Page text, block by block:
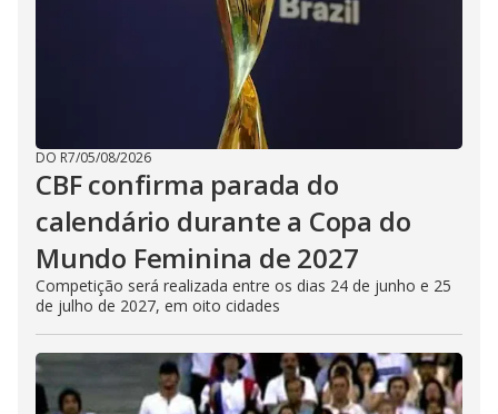
DO R7/05/08/2026
CBF confirma parada do
calendário durante a Copa do
Mundo Feminina de 2027
Competição será realizada entre os dias 24 de junho e 25
de julho de 2027, em oito cidades